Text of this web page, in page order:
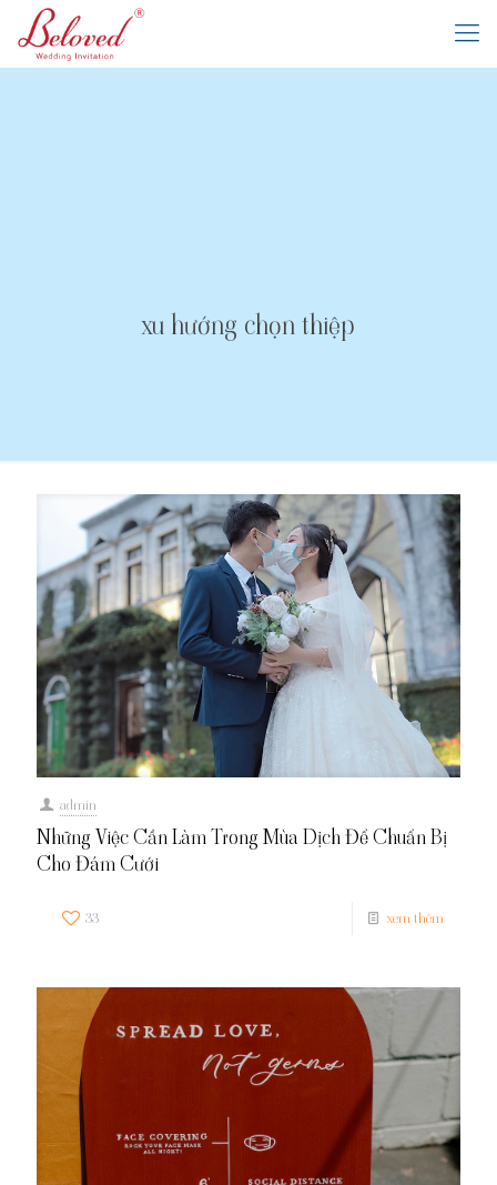
xu hướng chọn thiệp
admin
Những Việc Cần Làm Trong Mùa Dịch Để Chuẩn Bị
Cho Đám Cưới
33 xem thêm